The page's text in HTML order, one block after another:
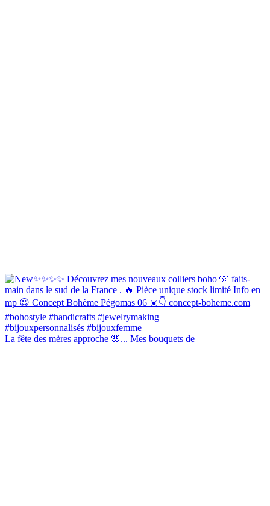
La fête des mères approche 🌸... Mes bouquets de